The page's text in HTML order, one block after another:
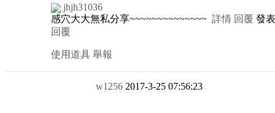
jhjh31036
感穴大大無私分享~~~~~~~~~~~~~~ 詳情 回覆 發
回覆
使用道具 舉報
w1256 2017-3-25 07:56:23